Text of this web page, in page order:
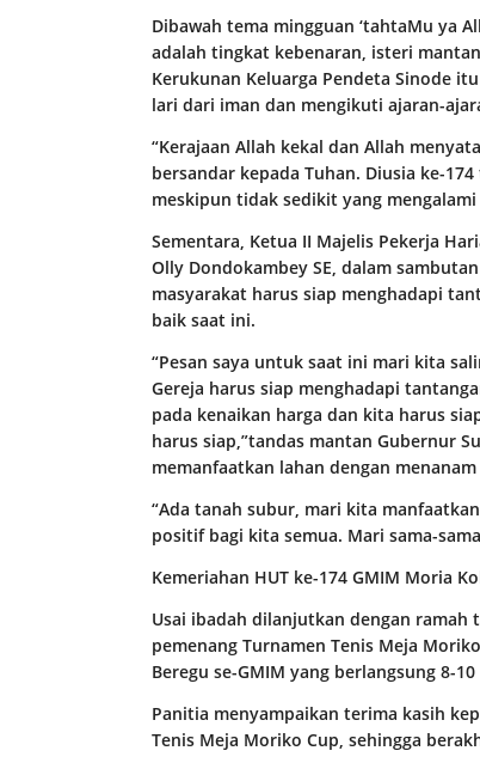
Dibawah tema mingguan ‘tahtaMu ya
adalah tingkat kebenaran, isteri
Kerukunan Keluarga Pendeta Sinode
lari dari iman dan mengikuti ajaran-
“Kerajaan Allah kekal dan Allah
bersandar kepada Tuhan. Diusia ke-
meskipun tidak sedikit yang
Sementara, Ketua II Majelis Pekerja
Olly Dondokambey SE, dalam
masyarakat harus siap menghadapi
baik saat ini.
“Pesan saya untuk saat ini mari kita
Gereja harus siap menghadapi
pada kenaikan harga dan kita harus
harus siap,”tandas mantan Gubernur
memanfaatkan lahan dengan
“Ada tanah subur, mari kita
positif bagi kita semua. Mari sama-
Kemeriahan HUT ke-174 GMIM Moria
Usai ibadah dilanjutkan dengan
pemenang Turnamen Tenis Meja
Beregu se-GMIM yang berlangsung 8-10
Panitia menyampaikan terima kasih
Tenis Meja Moriko Cup, sehingga